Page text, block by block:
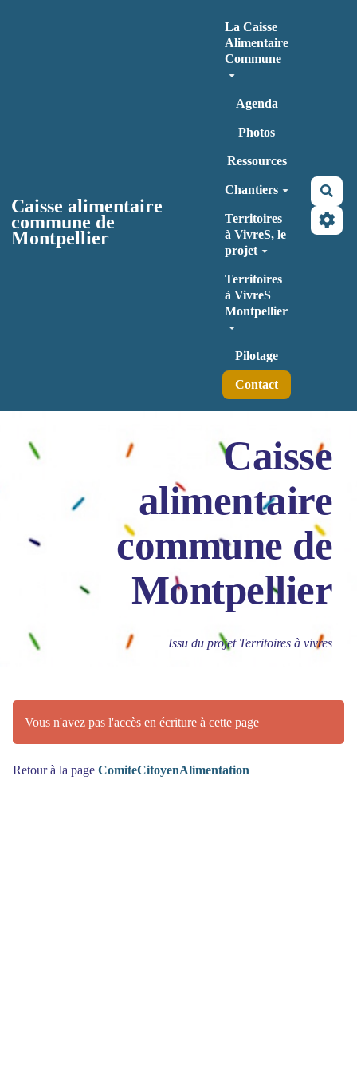
Caisse alimentaire
commune de
Montpellier
La Caisse
Alimentaire
Commune
Agenda
Photos
Ressources
Chantiers
Territoires
à VivreS, le
projet
Territoires
à VivreS
Montpellier
Pilotage
Contact
Caisse
alimentaire
commune de
Montpellier
Issu du projet Territoires à vivres
Vous n'avez pas l'accès en écriture à cette page
Retour à la page ComiteCitoyenAlimentation